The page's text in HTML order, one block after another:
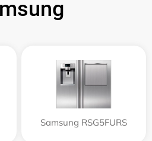
Samsung RSG5FURS